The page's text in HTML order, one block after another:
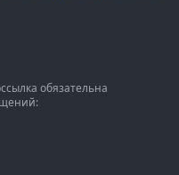
обязательна